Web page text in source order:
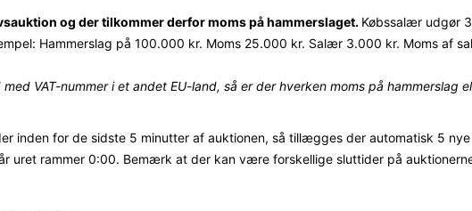
og der tilkommer derfor moms på hammerslaget. Købssalær udgør
Hammerslag på 100.000 kr. Moms 25.000 kr. Salær 3.000 kr. Moms af
VAT-nummer i et andet EU-land, så er der hverken moms på hammerslag
inden for de sidste 5 minutter af auktionen, så tillægges der automatisk 5 nye
uret rammer 0:00. Bemærk at der kan være forskellige sluttider på